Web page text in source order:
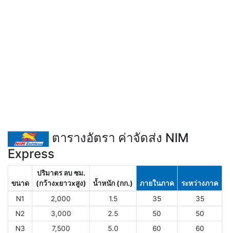
ตารางอัตรา ค่าจัดส่ง NIM
Express
ขนาด
ปริมาตร ลบ ซม.
(กว้างxยาวxสูง)
น้ำหนัก (กก.) ภายในภาค
ระหว่างภาค
N1
2,000 1.5 35
35
N2
3,000 2.5 50
50
N3
7,500 5.0 60
60